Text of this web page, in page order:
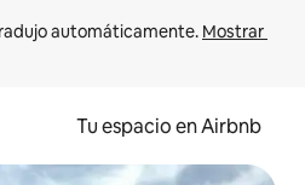
automáticamente. Mostrar
Tu espacio en Airbnb